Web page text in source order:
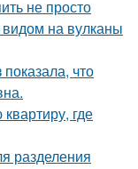
не просто
видом на вулканы
что
где
разделения